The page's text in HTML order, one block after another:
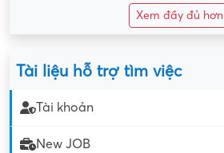
Xem đầy đủ hơn
Tài liệu hỗ trợ tìm việc
Tài khoản
New JOB